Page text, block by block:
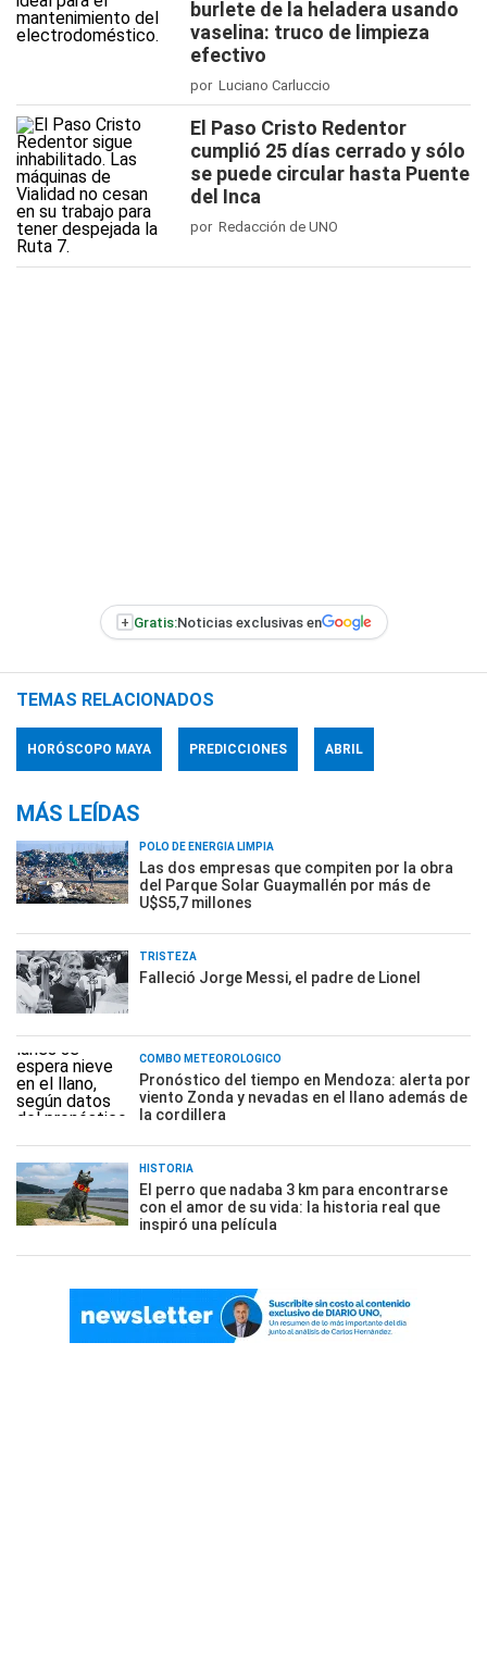
burlete de la heladera usando
vaselina: truco de limpieza
efectivo
por Luciano Carluccio
El Paso Cristo Redentor
cumplió 25 días cerrado y sólo
se puede circular hasta Puente
del Inca
por Redacción de UNO
+ Gratis:Noticias exclusivas en
TEMAS RELACIONADOS
HORÓSCOPO MAYA PREDICCIONES ABRIL
MÁS LEÍDAS
POLO DE ENERGÍA LIMPIA
Las dos empresas que compiten por la obra
del Parque Solar Guaymallén por más de
U$S5,7 millones
TRISTEZA
Falleció Jorge Messi, el padre de Lionel
COMBO METEOROLÓGICO
Pronóstico del tiempo en Mendoza: alerta por
viento Zonda y nevadas en el llano además de
la cordillera
HISTORIA
El perro que nadaba 3 km para encontrarse
con el amor de su vida: la historia real que
inspiró una película